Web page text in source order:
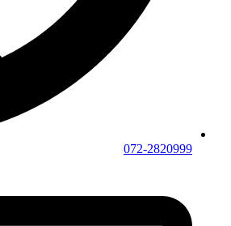
072-2820999